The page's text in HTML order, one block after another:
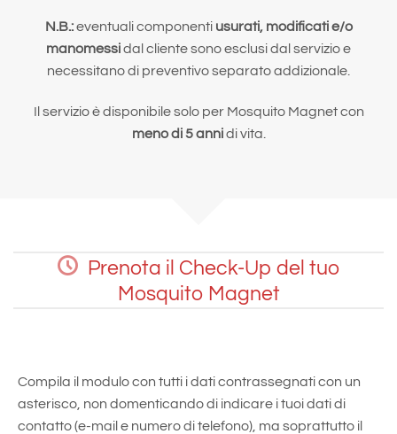
N.B.:eventuali componenti usurati, modificati e/o
manomessidal cliente sono esclusi dal servizio e
necessitano di preventivo separato addizionale.
Il servizio è disponibile solo per Mosquito Magnet con
meno di 5 annidi vita.
Prenota il Check-Up del tuo
Mosquito Magnet
Compila il modulo con tutti i dati contrassegnati con un
asterisco, non domenticando di indicare i tuoi dati di
contatto (e-mail e numero di telefono), ma soprattutto il